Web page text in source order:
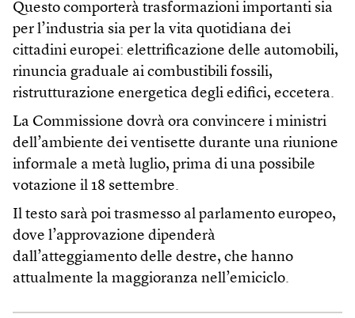
Questo comporterà trasformazioni importanti sia
per l’industria sia per la vita quotidiana dei
cittadini europei: elettrificazione delle automobili,
rinuncia graduale ai combustibili fossili,
ristrutturazione energetica degli edifici, eccetera.
La Commissione dovrà ora convincere i ministri
dell’ambiente dei ventisette durante una riunione
informale a metà luglio, prima di una possibile
votazione il 18 settembre.
Il testo sarà poi trasmesso al parlamento europeo,
dove l’approvazione dipenderà
dall’atteggiamento delle destre, che hanno
attualmente la maggioranza nell’emiciclo.